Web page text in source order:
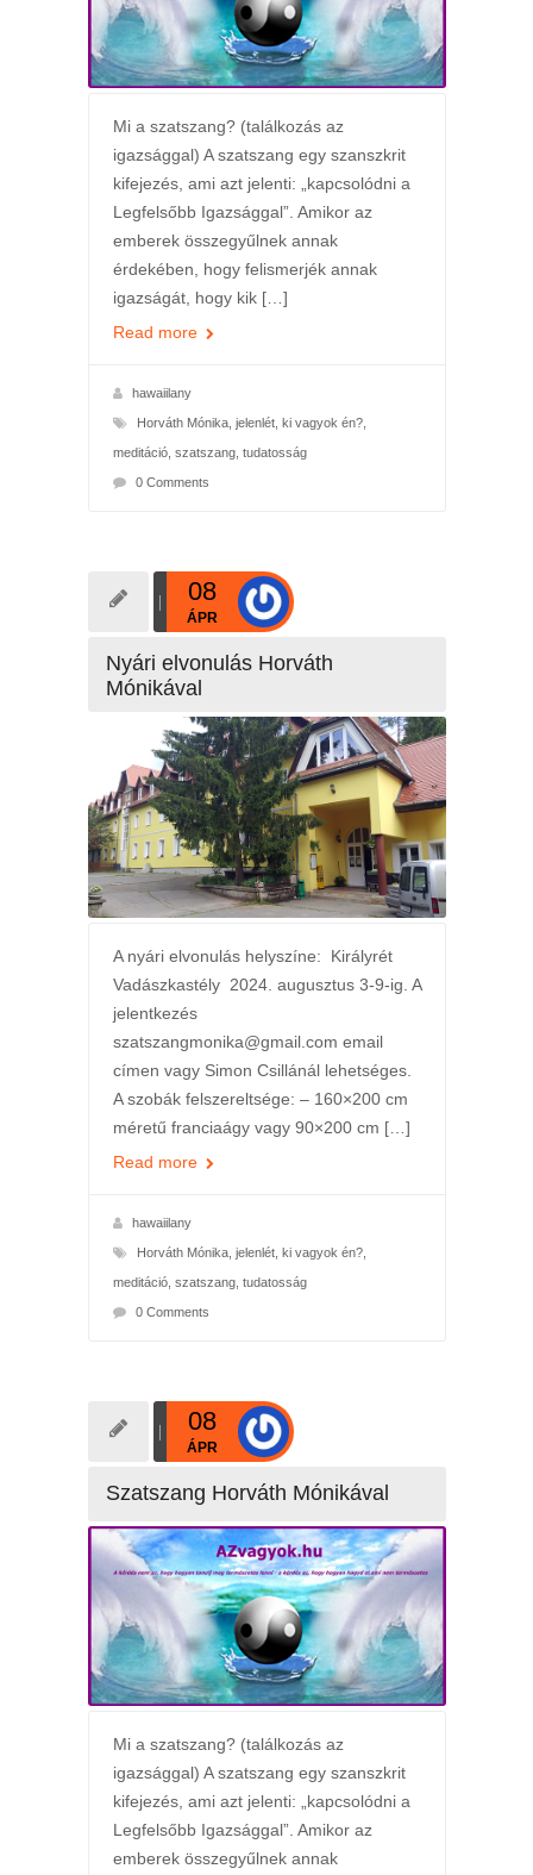
Mi a szatszang? (találkozás az
igazsággal) A szatszang egy szanszkrit
kifejezés, ami azt jelenti: „kapcsolódni a
Legfelsőbb Igazsággal”. Amikor az
emberek összegyűlnek annak
érdekében, hogy felismerjék annak
igazságát, hogy kik […]
Read more
hawaiilany
Horváth Mónika, jelenlét, ki vagyok én?,
meditáció, szatszang, tudatosság
0 Comments
08
ÁPR
Nyári elvonulás Horváth
Mónikával
A nyári elvonulás helyszíne: Királyrét
Vadászkastély 2024. augusztus 3-9-ig. A
jelentkezés
szatszangmonika@gmail.com email
címen vagy Simon Csillánál lehetséges.
A szobák felszereltsége: – 160×200 cm
méretű franciaágy vagy 90×200 cm […]
Read more
hawaiilany
Horváth Mónika, jelenlét, ki vagyok én?,
meditáció, szatszang, tudatosság
0 Comments
08
ÁPR
Szatszang Horváth Mónikával
Mi a szatszang? (találkozás az
igazsággal) A szatszang egy szanszkrit
kifejezés, ami azt jelenti: „kapcsolódni a
Legfelsőbb Igazsággal”. Amikor az
emberek összegyűlnek annak